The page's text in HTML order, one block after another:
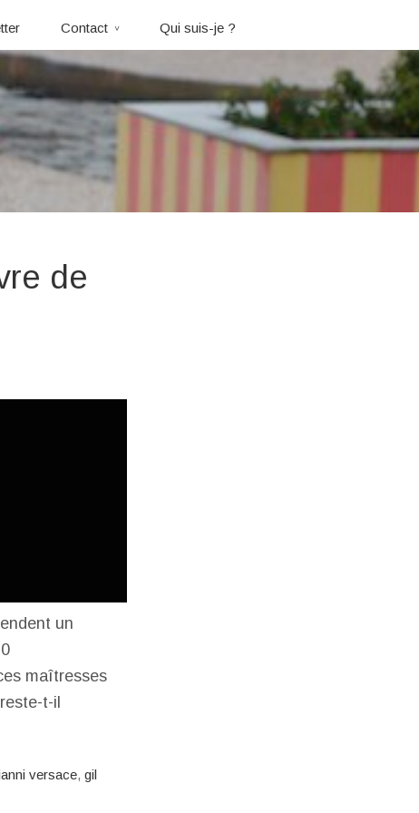
Contact Qui suis-je ?
de
un
maîtresses
t-il
versace, gil